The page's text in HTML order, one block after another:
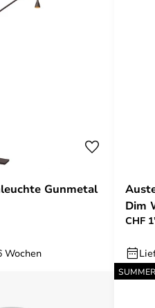
Gunmetal
Wochen
Dim
CHF